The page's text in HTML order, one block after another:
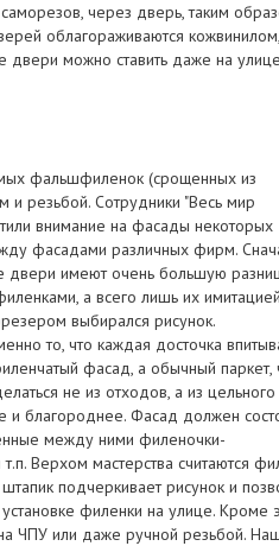
через дверь, таким
облагораживаются кожвинилом,
двери можно ставить даже на
фальшфиленок (срощенных из
и резьбой. Сотрудники "Весь мир
внимание на фасады некоторых
фасадами различных фирм.
двери имеют очень большую
а всего лишь их
выбирался рисунок.
то, что каждая досточка
фасад, а обычный паркет,
не из отходов, а из цельного
и благороднее. Фасад должен
между ними филеночки-
Верхом мастерства считаются
подчеркивает рисунок и
филенки на улице. Кроме
ЧПУ или даже ручной резьбой.